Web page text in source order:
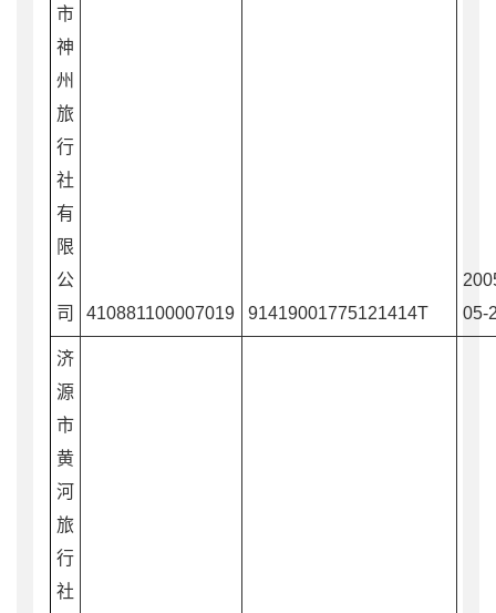
市
神
州
旅
行
社
有
限
公
司
410881100007019 91419001775121414T
05-
济
源
市
黄
河
旅
行
社